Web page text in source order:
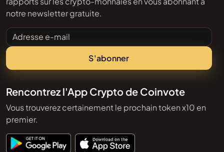
notre newsletter gratuite.
Adresse e-mail
S'abonner
Rencontrez l'App Crypto de Coinvote
Vous trouverez certainement le prochain token x10 en
premier.